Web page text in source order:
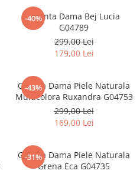
-40%
Geanta Dama Bej Lucia
G04789
299,00 Lei
179,00 Lei
-43%
Geanta Dama Piele Naturala
Multicolora Ruxandra G04753
299,00 Lei
169,00 Lei
-31%
Geanta Dama Piele Naturala
Grena Eca G04735